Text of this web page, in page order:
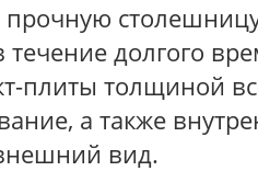
течение долгого
плиты толщиной
а также
вид.